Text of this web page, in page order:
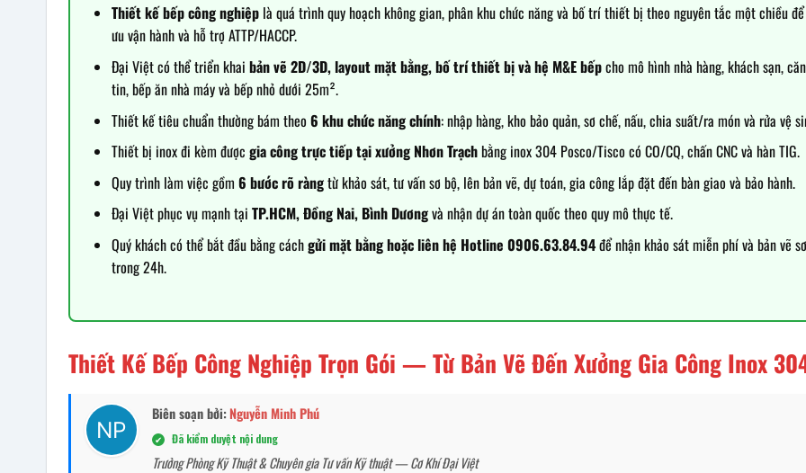
Thiết kế bếp công nghiệplà quá trình quy hoạch không gian, phân khu chức năng và bố trí thiết bị theo nguyên tắc một chiều
ưu vận hành và hỗ trợ ATTP/HACCP.
Đại Việt có thể triển khai bản vẽ 2D/3D, layout mặt bằng, bố trí thiết bị và hệ M&E bếpcho mô hình nhà hàng, khách sạn, căn
tin, bếp ăn nhà máy và bếp nhỏ dưới 25m².
Thiết kế tiêu chuẩn thường bám theo 6 khu chức năng chính: nhập hàng, kho bảo quản, sơ chế, nấu, chia suất/ra món và rửa vệ
Thiết bị inox đi kèm được gia công trực tiếp tại xưởng Nhơn Trạchbằng inox 304 Posco/Tisco có CO/CQ, chấn CNC và hàn TIG.
Quy trình làm việc gồm 6 bước rõ ràngtừ khảo sát, tư vấn sơ bộ, lên bản vẽ, dự toán, gia công lắp đặt đến bàn giao và bảo hành.
Đại Việt phục vụ mạnh tại TP.HCM, Đồng Nai, Bình Dươngvà nhận dự án toàn quốc theo quy mô thực tế.
Quý khách có thể bắt đầu bằng cáchgửi mặt bằng hoặc liên hệ Hotline 0906.63.84.94để nhận khảo sát miễn phí và bản vẽ
trong 24h.
Thiết Kế Bếp Công Nghiệp Trọn Gói — Từ Bản Vẽ Đến Xưởng Gia Công Inox
Biên soạn bởi:Nguyễn Minh Phú
✔ Đã kiểm duyệt nội dung
Trưởng Phòng Kỹ Thuật & Chuyên gia Tư vấn Kỹ thuật — Cơ Khí Đại Việt